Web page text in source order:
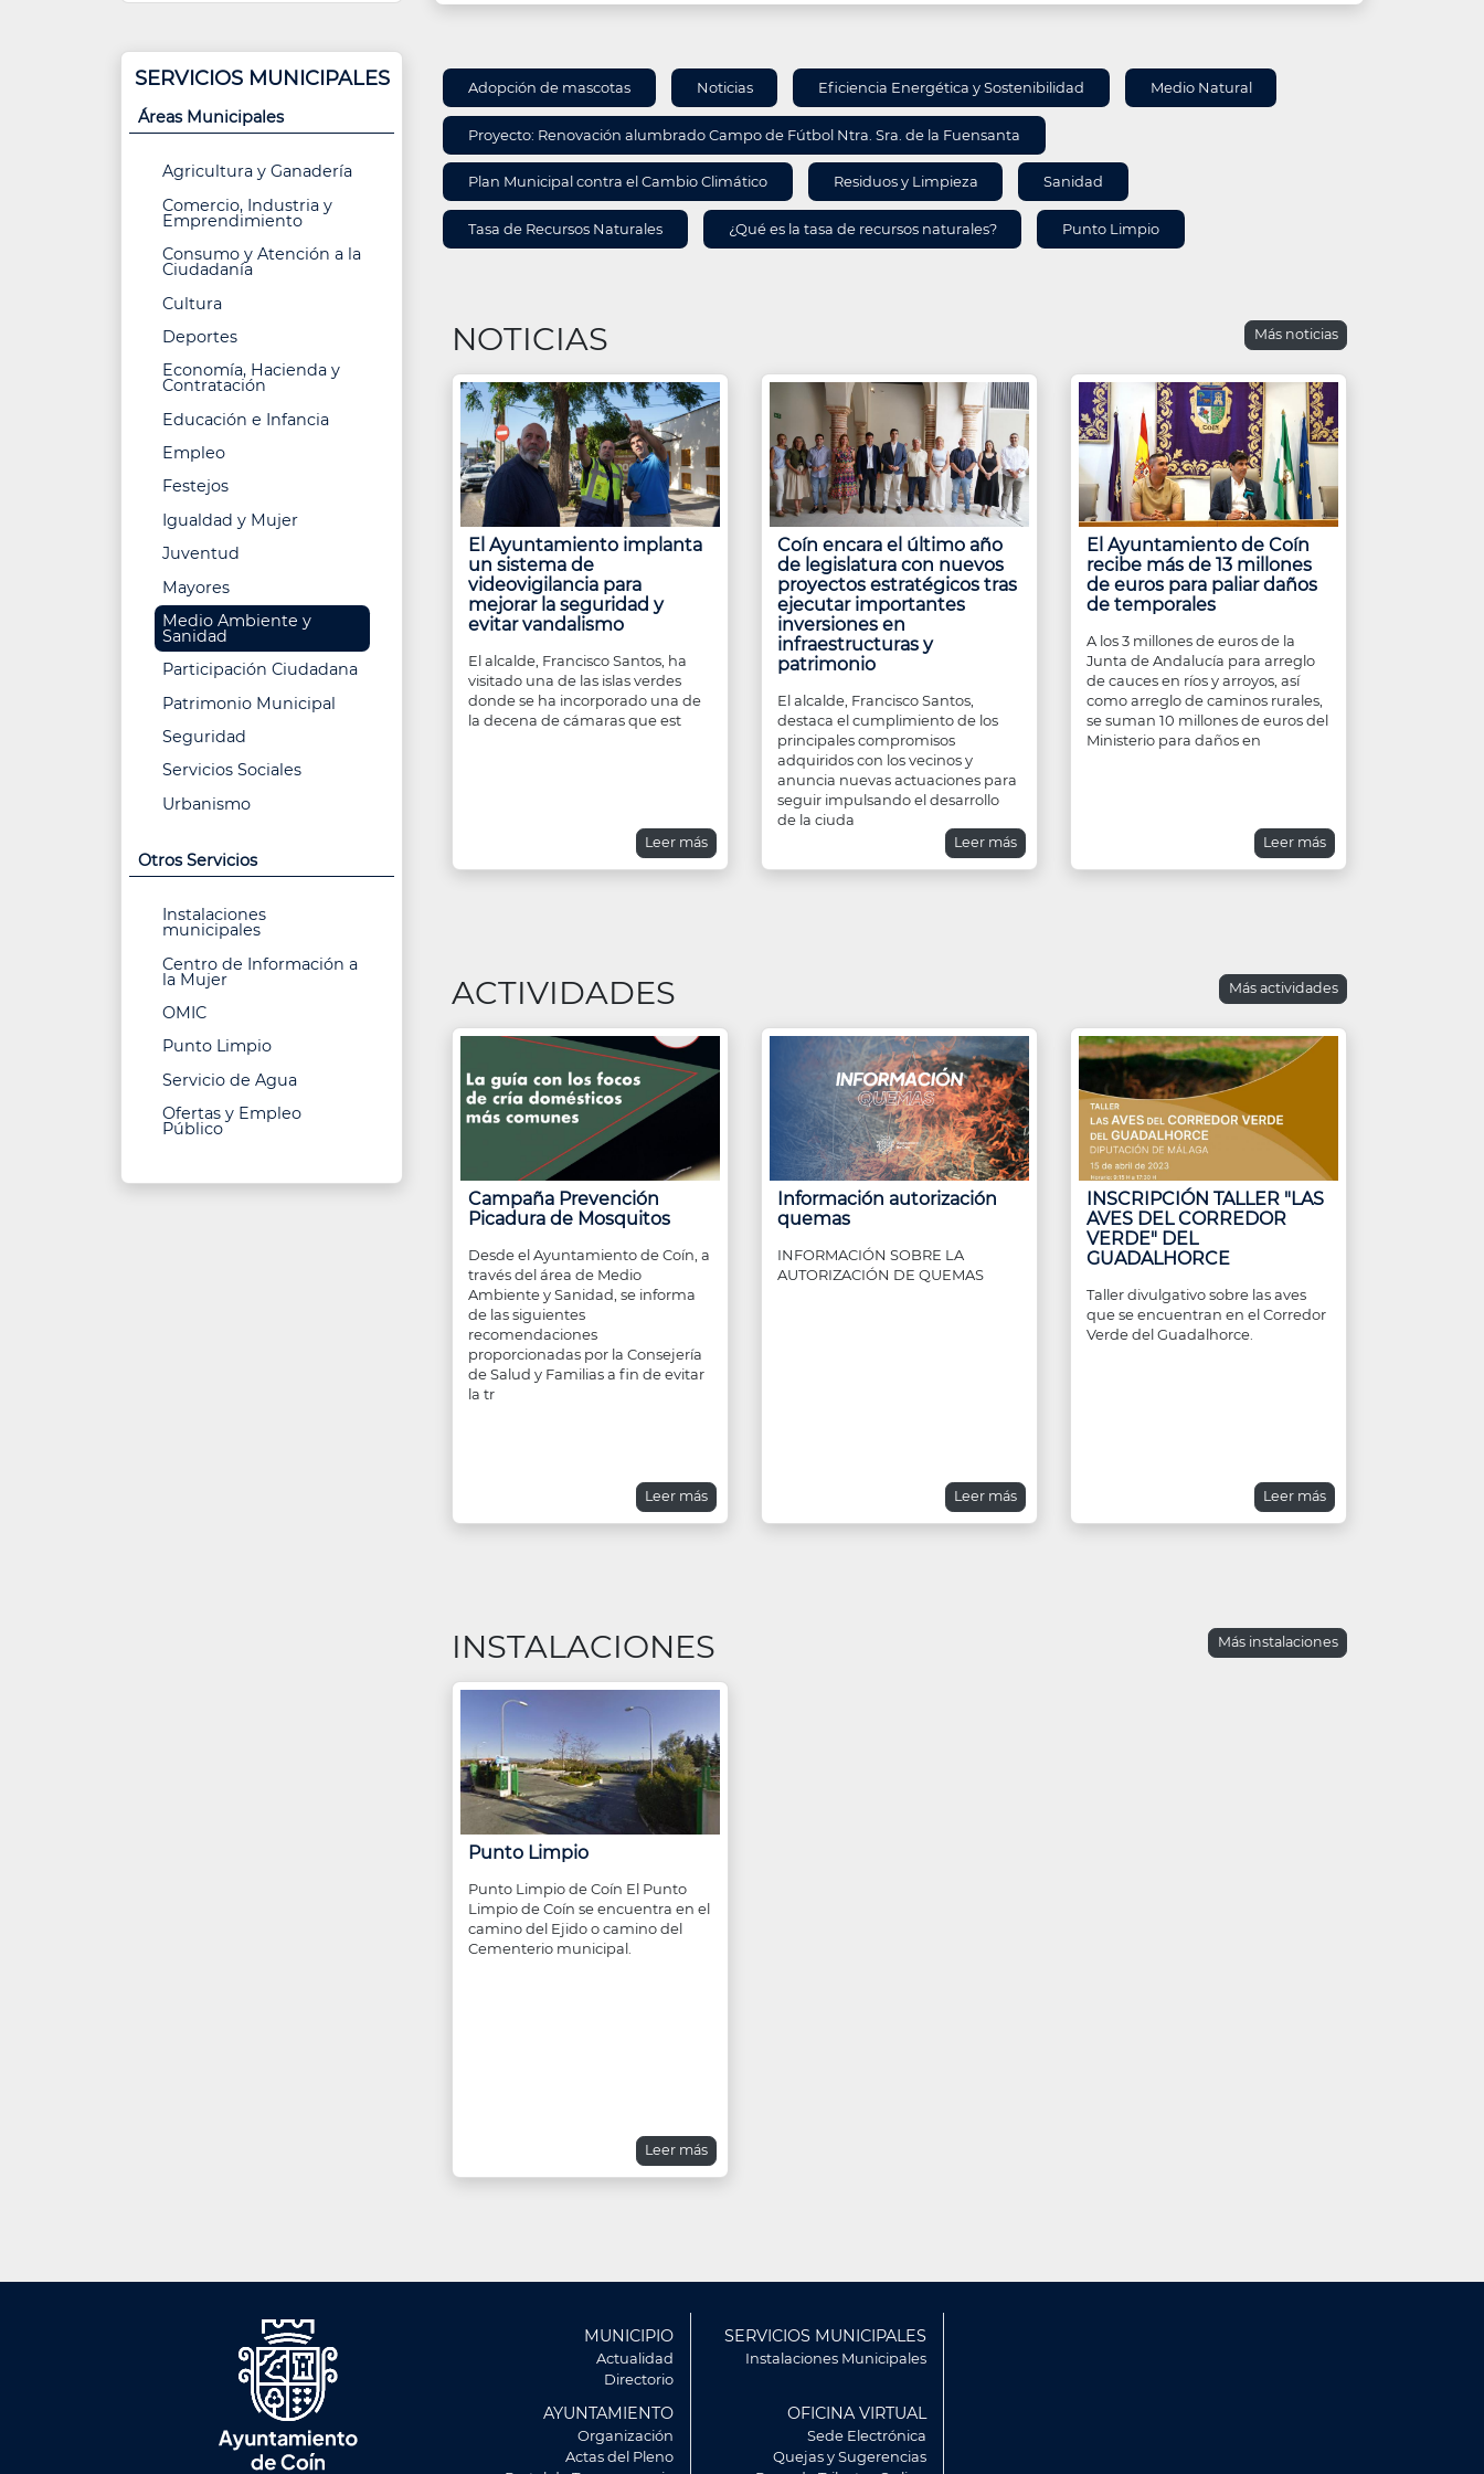
SERVICIOS MUNICIPALES
Áreas Municipales
Agricultura y Ganadería
Comercio, Industria y
Emprendimiento
Consumo y Atención a la
Ciudadanía
Cultura
Deportes
Economía, Hacienda y
Contratación
Educación e Infancia
Empleo
Festejos
Igualdad y Mujer
Juventud
Mayores
Medio Ambiente y
Sanidad
Participación Ciudadana
Patrimonio Municipal
Seguridad
Servicios Sociales
Urbanismo
Otros Servicios
Instalaciones
municipales
Centro de Información a
la Mujer
OMIC
Punto Limpio
Servicio de Agua
Ofertas y Empleo
Público
INFORMACIÓN
DE
ÁREA
Adopción de mascotas Noticias Eficiencia Energética y Sostenibilidad Medio Natural
Proyecto: Renovación alumbrado Campo de Fútbol Ntra. Sra. de la Fuensanta
Plan Municipal contra el Cambio Climático Residuos y Limpieza Sanidad
Tasa de Recursos Naturales ¿Qué es la tasa de recursos naturales? Punto Limpio
NOTICIAS Más noticias
El Ayuntamiento implanta
un sistema de
videovigilancia para
mejorar la seguridad y
evitar vandalismo
El alcalde, Francisco Santos, ha
visitado una de las islas verdes
donde se ha incorporado una de
la decena de cámaras que est
Leer más
Coín encara el último año
de legislatura con nuevos
proyectos estratégicos tras
ejecutar importantes
inversiones en
infraestructuras y
patrimonio
El alcalde, Francisco Santos,
destaca el cumplimiento de los
principales compromisos
adquiridos con los vecinos y
anuncia nuevas actuaciones para
seguir impulsando el desarrollo
de la ciuda
Leer más
El Ayuntamiento de Coín
recibe más de 13 millones
de euros para paliar daños
de temporales
A los 3 millones de euros de la
Junta de Andalucía para arreglo
de cauces en ríos y arroyos, así
como arreglo de caminos rurales,
se suman 10 millones de euros del
Ministerio para daños en
Leer más
ACTIVIDADES Más actividades
Campaña Prevención
Picadura de Mosquitos
Desde el Ayuntamiento de Coín, a
través del área de Medio
Ambiente y Sanidad, se informa
de las siguientes
recomendaciones
proporcionadas por la Consejería
de Salud y Familias a fin de evitar
la tr
Leer más
Información autorización
quemas
INFORMACIÓN SOBRE LA
AUTORIZACIÓN DE QUEMAS
Leer más
INSCRIPCIÓN TALLER "LAS
AVES DEL CORREDOR
VERDE" DEL
GUADALHORCE
Taller divulgativo sobre las aves
que se encuentran en el Corredor
Verde del Guadalhorce.
Leer más
INSTALACIONES Más instalaciones
Punto Limpio
Punto Limpio de Coín El Punto
Limpio de Coín se encuentra en el
camino del Ejido o camino del
Cementerio municipal.
Leer más
MUNICIPIO
Actualidad
Directorio
SERVICIOS MUNICIPALES
Instalaciones Municipales
AYUNTAMIENTO
Organización
Actas del Pleno
OFICINA VIRTUAL
Sede Electrónica
Quejas y Sugerencias